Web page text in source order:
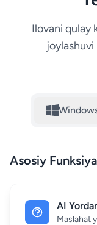
Ilovani qulay
Asosiy
AI
Maslahat